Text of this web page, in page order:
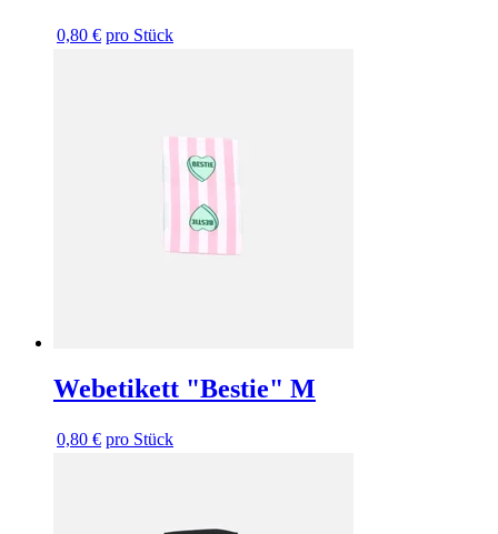
0,80 € pro Stück
Webetikett "Bestie" M
0,80 € pro Stück